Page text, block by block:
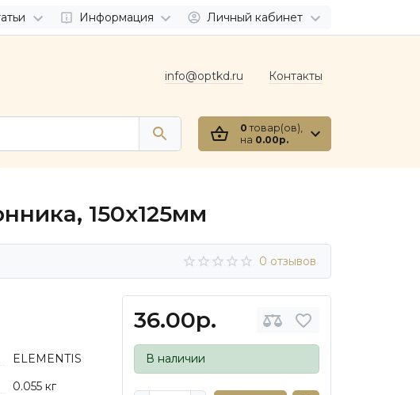
Информация Личный кабинет
info@optkd.ru Контакты
0 товар(ов),
на 0.00р.
150х125мм
0 отзывов
36.00р.
В наличии
ELEMENTIS
0.055 кг